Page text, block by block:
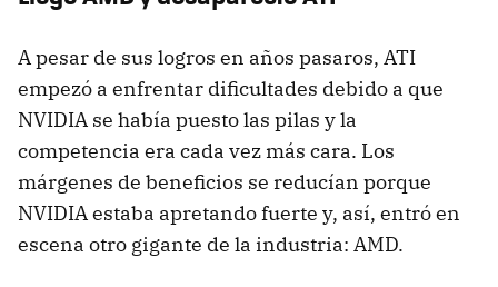
A pesar de sus logros en años pasaros, ATI
empezó a enfrentar dificultades debido a que
NVIDIA se había puesto las pilas y la
competencia era cada vez más cara. Los
márgenes de beneficios se reducían porque
NVIDIA estaba apretando fuerte y, así, entró en
escena otro gigante de la industria: AMD.